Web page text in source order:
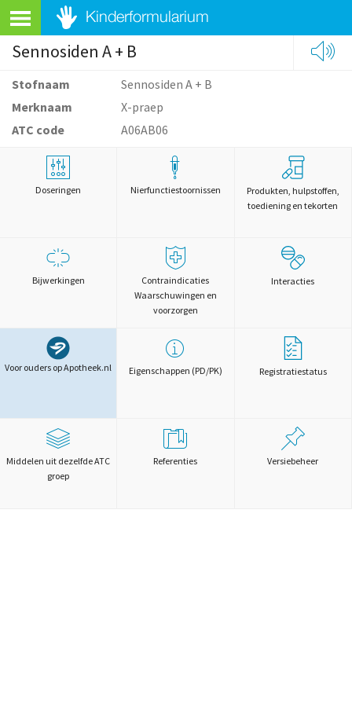
Sennosiden A + B
Stofnaam
Sennosiden A + B
Merknaam
X-praep
ATC code
A06AB06
Doseringen Nierfunctiestoornissen
Produkten, hulpstoffen,
toediening en tekorten
Bijwerkingen
Contraindicaties
Waarschuwingen en
voorzorgen
Interacties
Voor ouders op Apotheek.nl Eigenschappen (PD/PK) Registratiestatus
Middelen uit dezelfde ATC
groep
Referenties Versiebeheer